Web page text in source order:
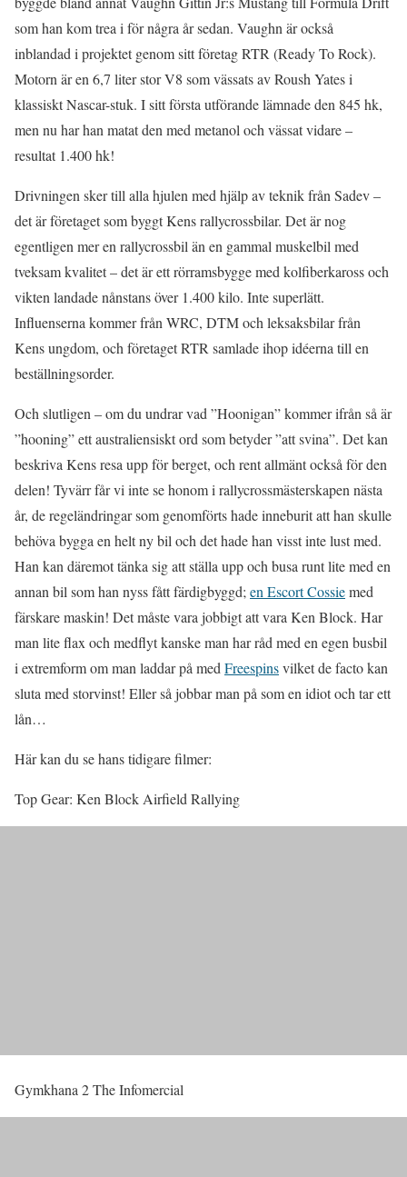
som han kom trea i för några år sedan. Vaughn är också
inblandad i projektet genom sitt företag RTR (Ready To Rock).
Motorn är en 6,7 liter stor V8 som vässats av Roush Yates i
klassiskt Nascar-stuk. I sitt första utförande lämnade den 845 hk,
men nu har han matat den med metanol och vässat vidare –
resultat 1.400 hk!
Drivningen sker till alla hjulen med hjälp av teknik från Sadev –
det är företaget som byggt Kens rallycrossbilar. Det är nog
egentligen mer en rallycrossbil än en gammal muskelbil med
tveksam kvalitet – det är ett rörramsbygge med kolfiberkaross och
vikten landade nånstans över 1.400 kilo. Inte superlätt.
Influenserna kommer från WRC, DTM och leksaksbilar från
Kens ungdom, och företaget RTR samlade ihop idéerna till en
beställningsorder.
Och slutligen – om du undrar vad ”Hoonigan” kommer ifrån så är
”hooning” ett australiensiskt ord som betyder ”att svina”. Det kan
beskriva Kens resa upp för berget, och rent allmänt också för den
delen! Tyvärr får vi inte se honom i rallycrossmästerskapen nästa
år, de regeländringar som genomförts hade inneburit att han skulle
behöva bygga en helt ny bil och det hade han visst inte lust med.
Han kan däremot tänka sig att ställa upp och busa runt lite med en
annan bil som han nyss fått färdigbyggd; en Escort Cossiemed
färskare maskin! Det måste vara jobbigt att vara Ken Block. Har
man lite flax och medflyt kanske man har råd med en egen busbil
i extremform om man laddar på med Freespinsvilket de facto kan
sluta med storvinst! Eller så jobbar man på som en idiot och tar ett
lån…
Här kan du se hans tidigare filmer:
Top Gear: Ken Block Airfield Rallying
Gymkhana 2 The Infomercial